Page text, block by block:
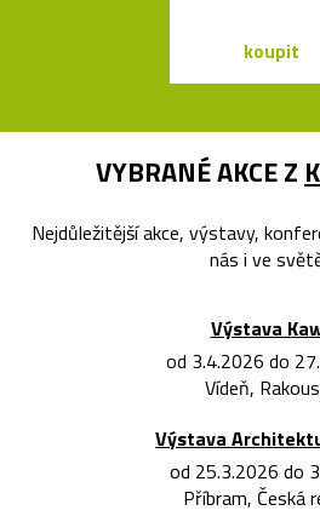
koupit
VYBRANÉ AKCE Z
Nejdůležitější akce, výstavy,
nás i ve
Výstava
od 3.4.2026 do
Vídeň,
Výstava
od 25.3.2026 do
Příbram, Česká